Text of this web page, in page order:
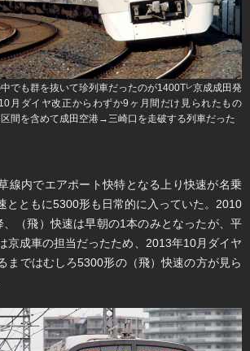
でも群を抜いて珍列車だったのが1400Tレ京成成田発
月ダイヤ改正からわずか9ヶ月間だけ見られたもの
間を含めて成田空港→三崎口を走破する列車だった
線内でエアポート快特となる上り快速が名乗
とともに5300形も日常的に入っていた。2010
（飛）快速は早朝の1本のみとなったが、平
京成車の担当だったため、2013年10月ダイヤ
まではむしろ5300形の（飛）快速の方が見ら